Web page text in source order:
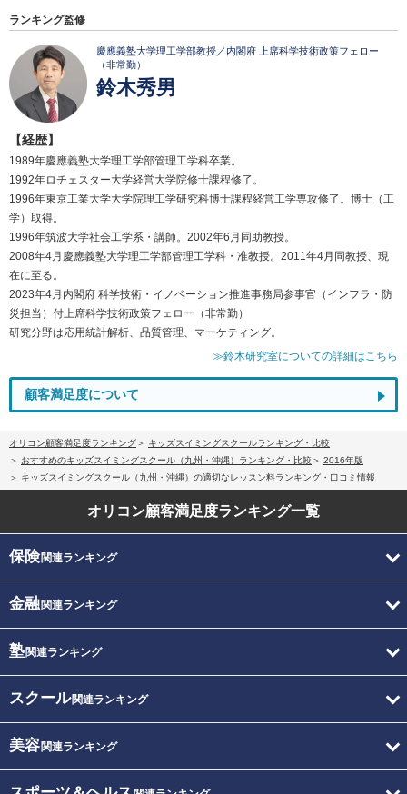
ランキング監修
慶應義塾大学理工学部教授／内閣府 上席科学技術政策フェロー
（非常勤）
鈴木秀男
【経歴】
1989年慶應義塾大学理工学部管理工学科卒業。
1992年ロチェスター大学経営大学院修士課程修了。
1996年東京工業大学大学院理工学研究科博士課程経営工学専攻修了。博士（工
学）取得。
1996年筑波大学社会工学系・講師。2002年6月同助教授。
2008年4月慶應義塾大学理工学部管理工学科・准教授。2011年4月同教授、現
在に至る。
2023年4月内閣府 科学技術・イノベーション推進事務局参事官（インフラ・防
災担当）付上席科学技術政策フェロー（非常勤）
研究分野は応用統計解析、品質管理、マーケティング。
≫鈴木研究室についての詳細はこちら
顧客満足度について
オリコン顧客満足度ランキング
キッズスイミングスクールランキング・比較
おすすめのキッズスイミングスクール（九州・沖縄）ランキング・比較
2016年版
キッズスイミングスクール（九州・沖縄）の適切なレッスン料ランキング・口コミ情報
オリコン顧客満足度ランキング一覧
保険関連ランキング
金融関連ランキング
塾関連ランキング
スクール関連ランキング
美容関連ランキング